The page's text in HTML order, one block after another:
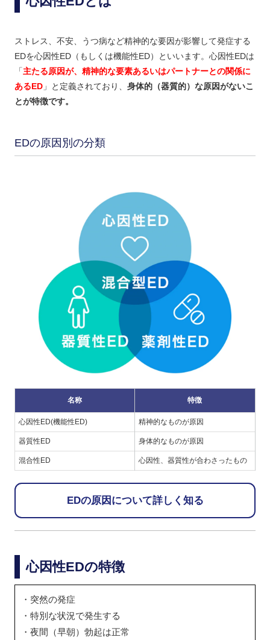
ストレス、不安、うつ病など精神的な要因が影響して発症する
EDを心因性ED（もしくは機能性ED）といいます。心因性EDは
「主たる原因が、精神的な要素あるいはパートナーとの関係に
あるED」と定義されており、 身体的（器質的）な原因がないこ
とが特徴です。
EDの原因別の分類
名称 特徴
心因性ED(機能性ED) 精神的なものが原因
器質性ED 身体的なものが原因
混合性ED 心因性、器質性が合わさったもの
EDの原因について詳しく知る
心因性EDの特徴
・突然の発症
・特別な状況で発生する
・夜間（早朝）勃起は正常